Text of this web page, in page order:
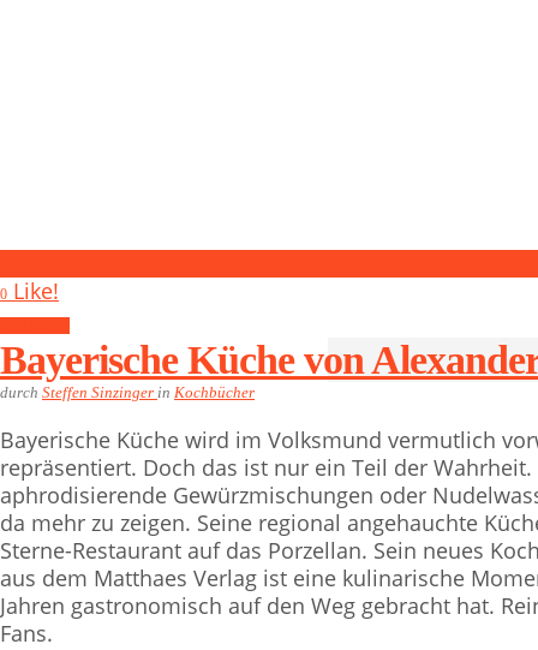
0 Like!
Bayerische Küche von
durch Steffen Sinzinger in Kochbücher
Bayerische Küche wird im Volksmund vermutlich
repräsentiert. Doch das ist nur ein Teil der
aphrodisierende Gewürzmischungen oder
da mehr zu zeigen. Seine regional angehauchte
Sterne-Restaurant auf das Porzellan. Sein neues
aus dem Matthaes Verlag ist eine kulinarische
Jahren gastronomisch auf den Weg gebracht hat.
Fans.